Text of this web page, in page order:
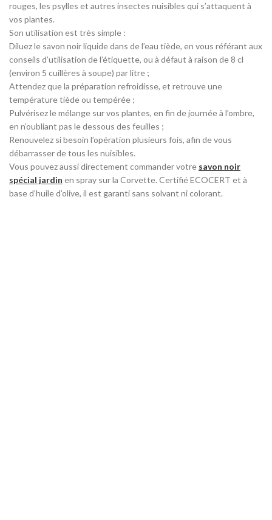
rouges, les psylles et autres insectes nuisibles qui s’attaquent à
vos plantes.
Son utilisation est très simple :
Diluez le savon noir liquide dans de l’eau tiède, en vous référant aux
conseils d’utilisation de l’étiquette, ou à défaut à raison de 8 cl
(environ 5 cuillères à soupe) par litre ;
Attendez que la préparation refroidisse, et retrouve une
température tiède ou tempérée ;
Pulvérisez le mélange sur vos plantes, en fin de journée à l’ombre,
en n’oubliant pas le dessous des feuilles ;
Renouvelez si besoin l’opération plusieurs fois, afin de vous
débarrasser de tous les nuisibles.
Vous pouvez aussi directement commander votre savon noir
spécial jardin en spray sur la Corvette. Certifié ECOCERT et à
base d’huile d’olive, il est garanti sans solvant ni colorant.